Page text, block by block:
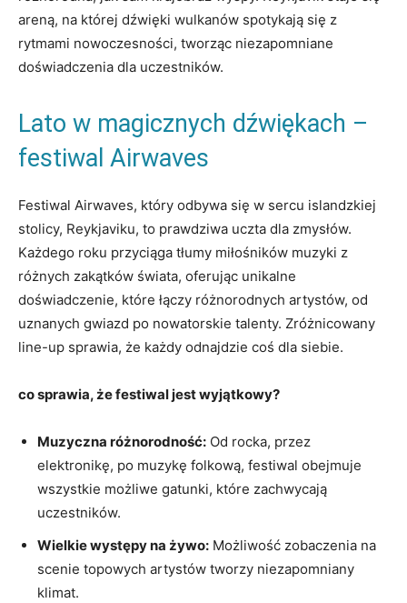
areną, na której dźwięki ⁢wulkanów spotykają się z
rytmami nowoczesności, tworząc niezapomniane
doświadczenia ⁢dla uczestników.
Lato ⁢w magicznych dźwiękach –
festiwal Airwaves
Festiwal Airwaves, który odbywa się w sercu islandzkiej
stolicy, Reykjaviku, to prawdziwa uczta dla zmysłów.
Każdego roku przyciąga‍ tłumy miłośników muzyki z
różnych zakątków świata, ​oferując unikalne
doświadczenie, które łączy różnorodnych artystów, ‌od
uznanych gwiazd po ⁢nowatorskie talenty. Zróżnicowany
line-up sprawia, że każdy odnajdzie ⁤coś dla siebie.
co sprawia, że festiwal ‍jest wyjątkowy?
Muzyczna ⁢różnorodność: Od rocka, przez
elektronikę, po muzykę folkową, ⁣festiwal obejmuje
wszystkie możliwe ⁤gatunki, które zachwycają
uczestników.
Wielkie występy⁤ na żywo: Możliwość zobaczenia na
scenie topowych artystów tworzy ‍niezapomniany
⁢klimat.